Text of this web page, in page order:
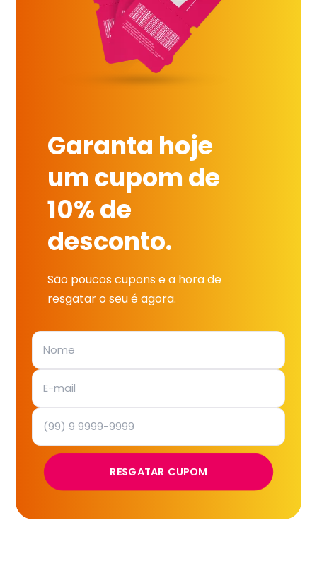
Garanta hoje
um cupom de
10% de
desconto.
São poucos cupons e a hora de
resgatar o seu é agora.
RESGATAR CUPOM